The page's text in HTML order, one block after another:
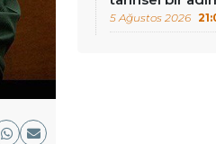
5 Ağustos 2026